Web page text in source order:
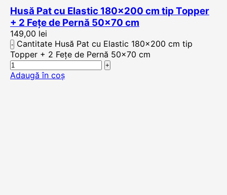
Husă Pat cu Elastic 180×200 cm tip Topper
+ 2 Fețe de Pernă 50×70 cm
149,00 lei
Cantitate Husă Pat cu Elastic 180x200 cm tip
Topper + 2 Fețe de Pernă 50x70 cm
Adaugă în coș